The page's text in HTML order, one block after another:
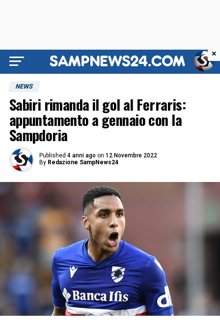
NEWS
Sabiri rimanda il gol al Ferraris:
appuntamento a gennaio con la
Sampdoria
Published 4 anni ago on 12 Novembre 2022
By Redazione SampNews24
×